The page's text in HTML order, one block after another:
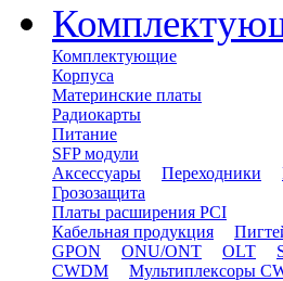
Комплектующие
Корпуса
Материнские платы
Радиокарты
Питание
SFP модули
Аксессуары
Переходники
Грозозащита
Платы расширения PCI
Кабельная продукция
GPON
ONU/ONT OLT
CWDM
Мультиплексоры